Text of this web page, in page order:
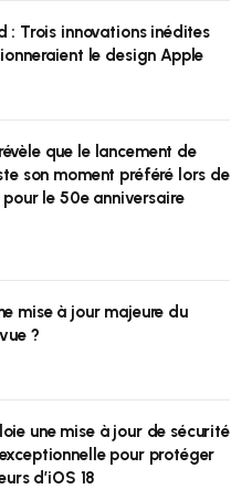
: Trois innovations inédites
le design Apple
que le lancement de
son moment préféré lors de
pour le 50e anniversaire
mise à jour majeure du
?
une mise à jour de sécurité
exceptionnelle pour protéger
d’iOS 18